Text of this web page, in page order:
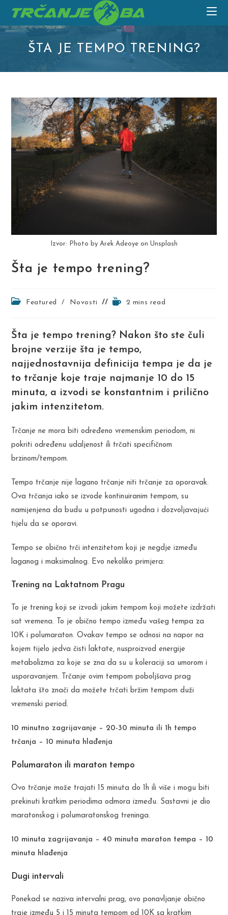
content
ŠTA JE TEMPO TRENING?
Izvor: Photo by Arek Adeoye on Unsplash
Šta je tempo trening?
PostFeatured / Novosti
Reading2 mins read
Šta je tempo trening? Nakon što ste čuli
brojne verzije šta je tempo,
najjednostavnija definicija tempa je da je
to trčanje koje traje najmanje 10 do 15
minuta, a izvodi se konstantnim i prilično
jakim intenzitetom.
Trčanje ne mora biti određeno vremenskim periodom, ni
pokriti određenu udaljenost ili trčati specifičnom
brzinom/tempom.
Tempo trčanje nije lagano trčanje niti trčanje za oporavak.
Ova trčanja iako se izvode kontinuiranim tempom, su
namijenjena da budu u potpunosti ugodna i dozvoljavajući
tijelu da se oporavi.
Tempo se obično trči intenzitetom koji je negdje između
laganog i maksimalnog. Evo nekoliko primjera:
Trening na Laktatnom Pragu
To je trening koji se izvodi jakim tempom koji možete izdržati
sat vremena. To je obično tempo između vašeg tempa za
10K i polumaraton. Ovakav tempo se odnosi na napor na
kojem tijelo jedva čisti laktate, nusproizvod energije
metabolizma za koje se zna da su u koleraciji sa umorom i
usporavanjem. Trčanje ovim tempom poboljšava prag
laktata što znači da možete trčati bržim tempom duži
vremenski period.
10 minutno zagrijavanje – 20-30 minuta ili 1h tempo
trčanja – 10 minuta hlađenja
Polumaraton ili maraton tempo
Ovo trčanje može trajati 15 minuta do 1h ili više i mogu biti
prekinuti kratkim periodima odmora između. Sastavni je dio
maratonskog i polumaratonskog treninga.
10 minuta zagrijavanja – 40 minuta maraton tempa – 10
minuta hlađenja
Dugi intervali
Ponekad se naziva intervalni prag, ovo ponavljanje obično
traje između 5 i 15 minuta tempom od 10K sa kratkim